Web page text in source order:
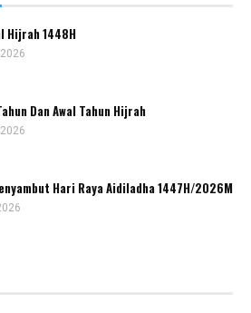
Hijrah 1448H
Dan Awal Tahun Hijrah
Hari Raya Aidiladha 1447H/2026M